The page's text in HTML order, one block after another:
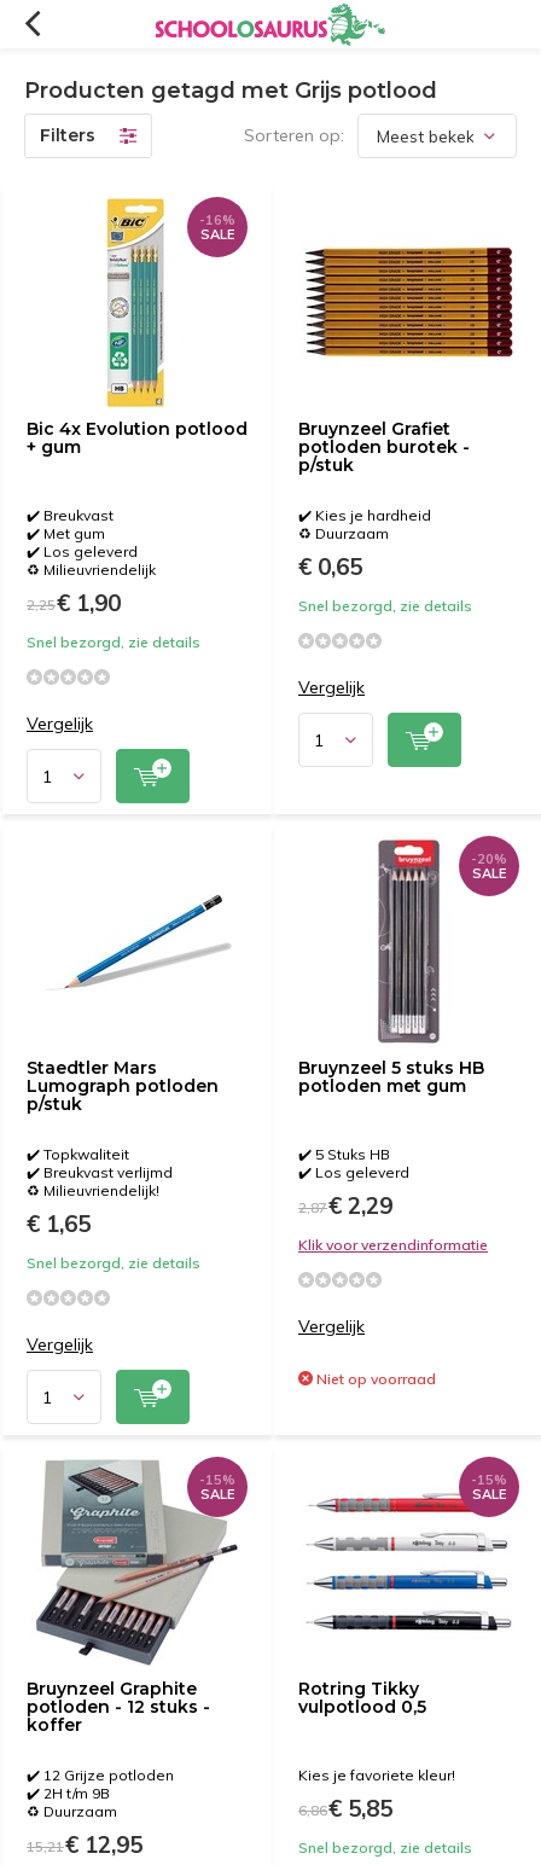
Producten getagd met Grijs potlood
Filters Sorteren op:
Bic 4x Evolution potlood
+ gum
-16%
SALE
✔️ Breukvast
✔️ Met gum
✔️ Los geleverd
♻️ Milieuvriendelijk
2,25€ 1,90
Snel bezorgd, zie details
Vergelijk
Bruynzeel Grafiet
potloden burotek -
p/stuk
✔️ Kies je hardheid
♻️ Duurzaam
€ 0,65
Snel bezorgd, zie details
Vergelijk
Staedtler Mars
Lumograph potloden
p/stuk
✔️ Topkwaliteit
✔️ Breukvast verlijmd
♻️ Milieuvriendelijk!
€ 1,65
Snel bezorgd, zie details
Vergelijk
Bruynzeel 5 stuks HB
potloden met gum
-20%
SALE
✔️ 5 Stuks HB
✔️ Los geleverd
2,87€ 2,29
Klik voor verzendinformatie
Vergelijk
Niet op voorraad
Bruynzeel Graphite
potloden - 12 stuks -
koffer
-15%
SALE
✔️ 12 Grijze potloden
✔️ 2H t/m 9B
♻️ Duurzaam
15,21€ 12,95
Rotring Tikky
vulpotlood 0,5
-15%
SALE
Kies je favoriete kleur!
6,86€ 5,85
Snel bezorgd, zie details